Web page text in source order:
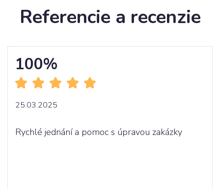
Referencie a recenzie
pomoc s úpravou zakázky
Super